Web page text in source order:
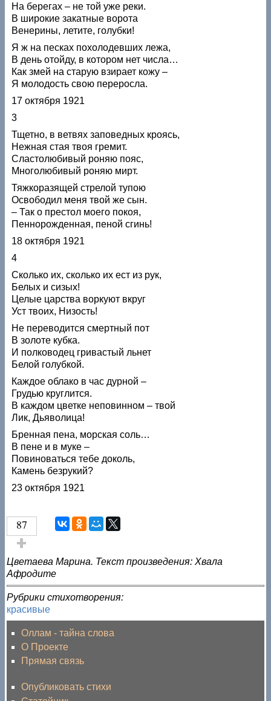
На берегах – не той уже реки.
В широкие закатные ворота
Венерины, летите, голубки!
Я ж на песках похолодевших лежа,
В день отойду, в котором нет числа…
Как змей на старую взирает кожу –
Я молодость свою переросла.
17 октября 1921
3
Тщетно, в ветвях заповедных кроясь,
Нежная стая твоя гремит.
Сластолюбивый роняю пояс,
Многолюбивый роняю мирт.
Тяжкоразящей стрелой тупою
Освободил меня твой же сын.
– Так о престол моего покоя,
Пеннорожденная, пеной сгинь!
18 октября 1921
4
Сколько их, сколько их ест из рук,
Белых и сизых!
Целые царства воркуют вкруг
Уст твоих, Низость!
Не переводится смертный пот
В золоте кубка.
И полководец гривастый льнет
Белой голубкой.
Каждое облако в час дурной –
Грудью круглится.
В каждом цветке неповинном – твой
Лик, Дьяволица!
Бренная пена, морская соль…
В пене и в муке –
Повиноваться тебе доколь,
Камень безрукий?
23 октября 1921
87
Голос за!
Цветаева Марина. Текст произведения: Хвала
Афродите
Рубрики стихотворения:
красивые
Оллам - тайна слова
О Проекте
Прямая связь
Опубликовать стихи